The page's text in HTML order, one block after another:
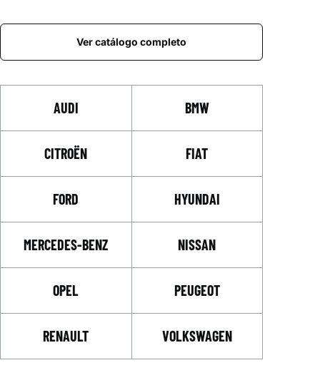
Ver catálogo completo
AUDI BMW
CITROËN FIAT
FORD HYUNDAI
MERCEDES-BENZ NISSAN
OPEL PEUGEOT
RENAULT VOLKSWAGEN